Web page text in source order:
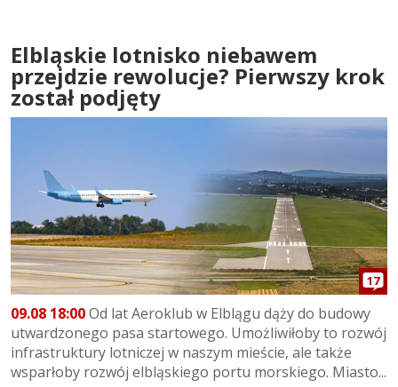
Elbląskie lotnisko niebawem
przejdzie rewolucje? Pierwszy krok
został podjęty
17
09.08 18:00Od lat Aeroklub w Elblągu dąży do budowy
utwardzonego pasa startowego. Umożliwiłoby to rozwój
infrastruktury lotniczej w naszym mieście, ale także
wsparłoby rozwój elbląskiego portu morskiego. Miasto...